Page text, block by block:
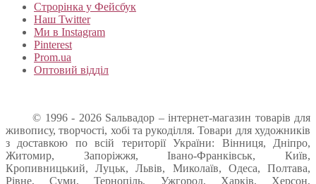
Строрінка у Фейсбук
Наш Twitter
Ми в Instagram
Pinterest
Prom.ua
Оптовий відділ
© 1996 - 2026 Sальвадор – інтернет-магазин товарів для
живопису, творчості, хобі та рукоділля. Товари для художників
з доставкою по всій території України: Вінниця, Дніпро,
Житомир, Запоріжжя, Івано-Франківськ, Київ,
Кропивницький, Луцьк, Львів, Миколаїв, Одеса, Полтава,
Рівне, Суми, Тернопіль, Ужгород, Харків, Херсон,